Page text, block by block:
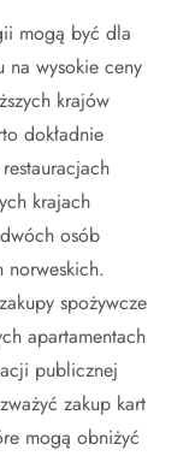
mogą być dla
na wysokie ceny
krajów
dokładnie
krajach
osób
norweskich.
spożywcze
apartamentach
publicznej
zakup kart
mogą obniżyć